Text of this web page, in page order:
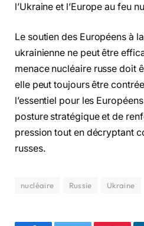
l’Ukraine et l’Europe au feu
Le soutien des Européens à
ukrainienne ne peut être
menace nucléaire russe doit
elle peut toujours être
l’essentiel pour les
posture stratégique et de
pression tout en décryptant
russes.
nucléaire Russie Ukraine